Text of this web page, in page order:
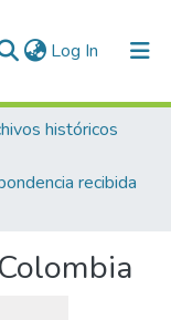
Log In (current)
históricos
recibida